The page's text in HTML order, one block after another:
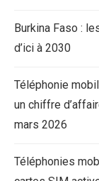
Burkina Faso :
d’ici à 2030
Téléphonie
un chiffre
mars 2026
Téléphonies